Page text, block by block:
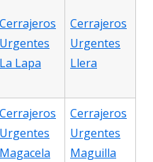
Cerrajeros
Urgentes
La Lapa
Cerrajeros
Urgentes
Llera
Cerrajeros
Urgentes
Magacela
Cerrajeros
Urgentes
Maguilla